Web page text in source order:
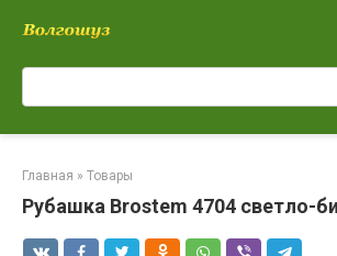
Поиск:
Главная » Товары
Рубашка Brostem 4704 светло-